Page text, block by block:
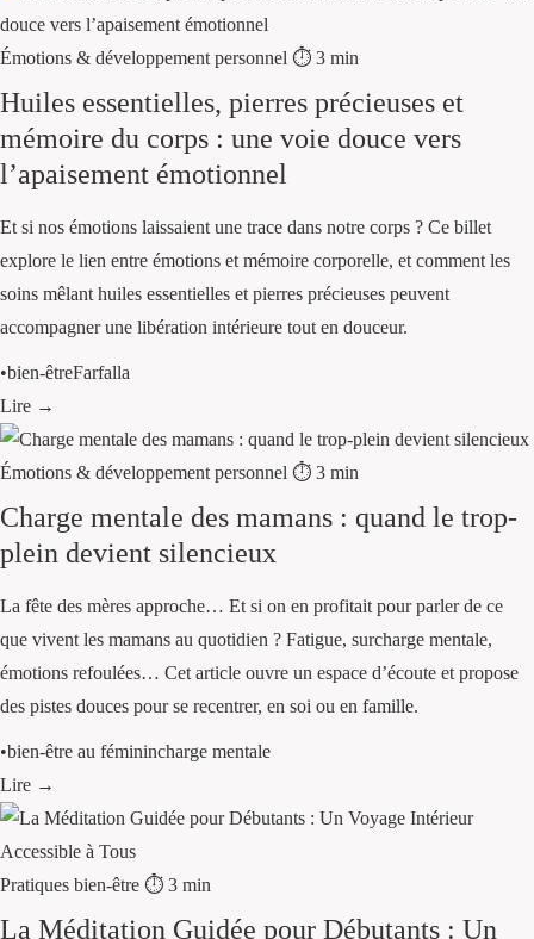
Émotions & développement personnel ⏱ 3 min
Huiles essentielles, pierres précieuses et
mémoire du corps : une voie douce vers
l’apaisement émotionnel
Et si nos émotions laissaient une trace dans notre corps ? Ce billet
explore le lien entre émotions et mémoire corporelle, et comment les
soins mêlant huiles essentielles et pierres précieuses peuvent
accompagner une libération intérieure tout en douceur.
•bien-êtreFarfalla
Lire →
Émotions & développement personnel ⏱ 3 min
Charge mentale des mamans : quand le trop-
plein devient silencieux
La fête des mères approche… Et si on en profitait pour parler de ce
que vivent les mamans au quotidien ? Fatigue, surcharge mentale,
émotions refoulées… Cet article ouvre un espace d’écoute et propose
des pistes douces pour se recentrer, en soi ou en famille.
•bien-être au féminincharge mentale
Lire →
Pratiques bien-être ⏱ 3 min
La Méditation Guidée pour Débutants : Un